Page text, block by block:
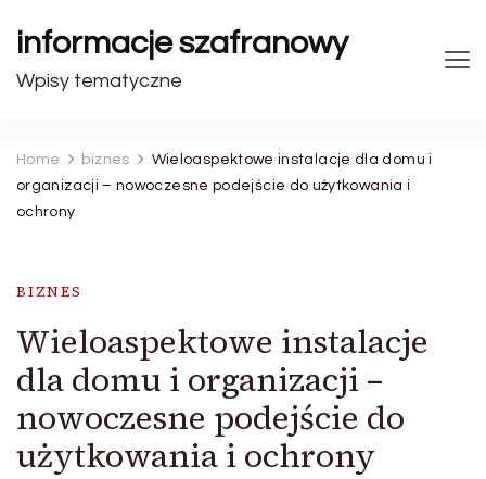
informacje szafranowy
Wpisy tematyczne
Home biznes
Wieloaspektowe instalacje dla domu i
organizacji – nowoczesne podejście do użytkowania i
ochrony
BIZNES
Wieloaspektowe instalacje
dla domu i organizacji –
nowoczesne podejście do
użytkowania i ochrony